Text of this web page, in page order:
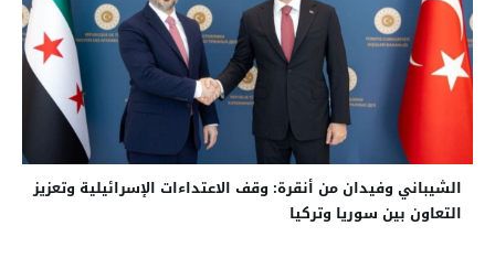
الشيباني وفيدان من أنقرة: وقف الاعتداءات الإسرائيلية وتعزيز
التعاون بين سوريا وتركيا